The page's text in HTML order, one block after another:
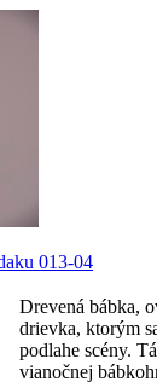
013-04
Drevená bábka,
drievka, ktorým
podlahe scény.
vianočnej